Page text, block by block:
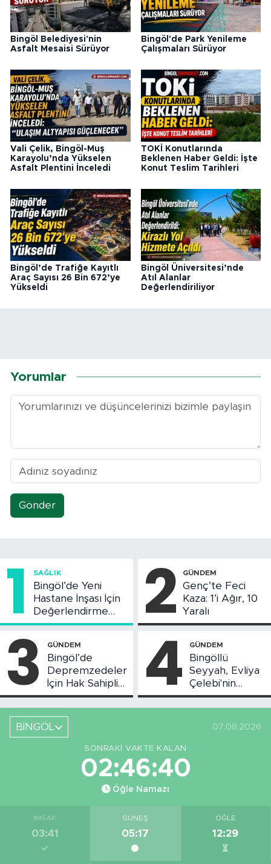
Bingöl Belediyesi'nin
Asfalt Mesaisi Sürüyor
Bingöl'de Park Yenileme
Çalışmaları Sürüyor
Vali Çelik, Bingöl-Muş
Karayolu’nda Yükselen
Asfalt Plentini İnceledi
TOKİ Konutlarında
Beklenen Haber Geldi: İşte
Konut Teslim Tarihleri
Bingöl’de Trafiğe Kayıtlı
Araç Sayısı 26 Bin 672’ye
Yükseldi
Bingöl Üniversitesi’nde
Atıl Alanlar
Değerlendiriliyor
Yorumlar
Gönder
1 SAĞLIK
Bingöl’de Yeni
Hastane İnşası İçin
Değerlendirme
Toplantısı Yapıldı
2 GÜNDEM
Genç’te Feci
Kaza: 1’i Ağır, 10
Yaralı
3 GÜNDEM
Bingöl’de
Depremzedeler
İçin Hak Sahipliği
Askı Süreci
Başladı
4 GÜNDEM
Bingöllü
Seyyah, Evliya
Çelebi'nin
Bahsettiği
Bingöl'deki O
BİNGÖL 07.08.2026
SONRAKI VAKTE KALAN
02:46:40
Öğle Namazı
İMSAK
03:41
GÜNEŞ
05:17
ÖĞLE
12:29